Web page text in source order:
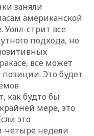
заняли
американской
Уолл-стрит все
подхода, но
все может
Это будет
как будто бы
мере, это
это
четыре недели